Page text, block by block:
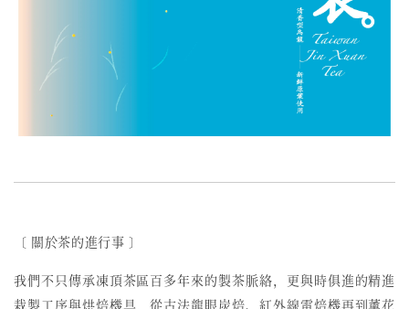
〔 關於茶的進行事 〕
我們不只傳承凍頂茶區百多年來的製茶脈絡，更與時俱進的精進
栽製工序與烘焙機具，從古法龍眼炭焙、紅外線電焙機再到薰花